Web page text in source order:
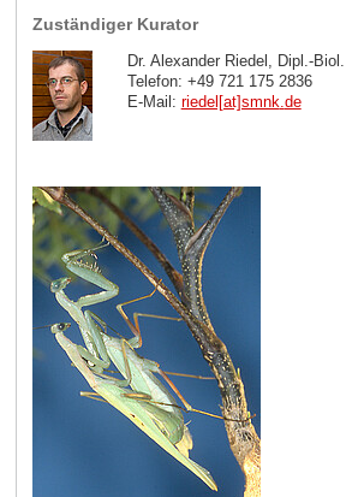
Zuständiger Kurator
Dr. Alexander Riedel, Dipl.-Biol.
Telefon: +49 721 175 2836
E-Mail: riedel[at]smnk de